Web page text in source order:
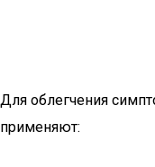
Для облегчения
применяют: